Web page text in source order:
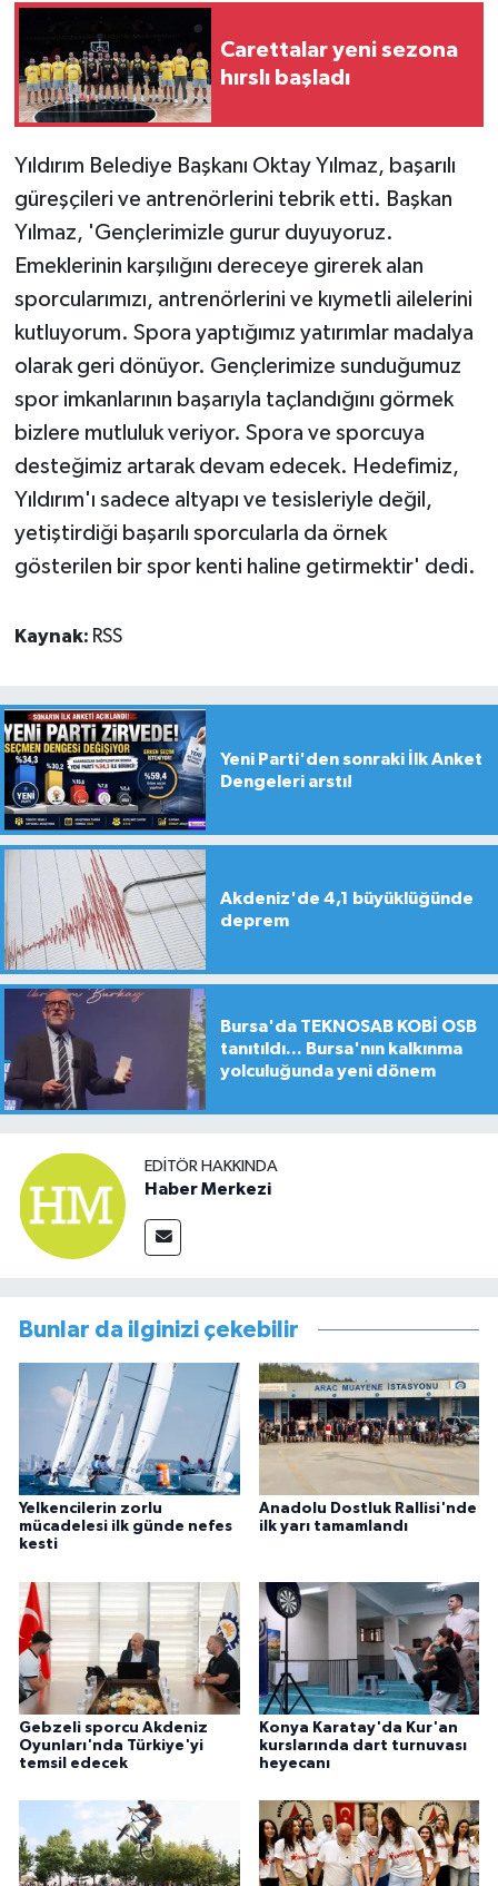
Carettalar yeni sezona
hırslı başladı
Yıldırım Belediye Başkanı Oktay Yılmaz, başarılı
güreşçileri ve antrenörlerini tebrik etti. Başkan
Yılmaz, 'Gençlerimizle gurur duyuyoruz.
Emeklerinin karşılığını dereceye girerek alan
sporcularımızı, antrenörlerini ve kıymetli ailelerini
kutluyorum. Spora yaptığımız yatırımlar madalya
olarak geri dönüyor. Gençlerimize sunduğumuz
spor imkanlarının başarıyla taçlandığını görmek
bizlere mutluluk veriyor. Spora ve sporcuya
desteğimiz artarak devam edecek. Hedefimiz,
Yıldırım'ı sadece altyapı ve tesisleriyle değil,
yetiştirdiği başarılı sporcularla da örnek
gösterilen bir spor kenti haline getirmektir' dedi.
Kaynak: RSS
Yeni Parti'den sonraki İlk Anket
Dengeleri arstı!
Akdeniz'de 4,1 büyüklüğünde
deprem
Bursa'da TEKNOSAB KOBİ OSB
tanıtıldı... Bursa'nın kalkınma
yolculuğunda yeni dönem
EDITÖR HAKKINDA
Haber Merkezi
Bunlar da ilginizi çekebilir
Yelkencilerin zorlu
mücadelesi ilk günde nefes
kesti
Anadolu Dostluk Rallisi'nde
ilk yarı tamamlandı
Gebzeli sporcu Akdeniz
Oyunları'nda Türkiye'yi
temsil edecek
Konya Karatay'da Kur'an
kurslarında dart turnuvası
heyecanı